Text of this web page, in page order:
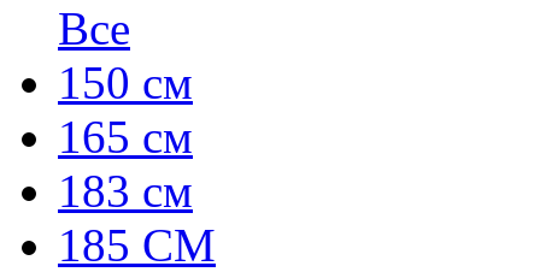
Все
150 см
165 см
183 см
185 СМ